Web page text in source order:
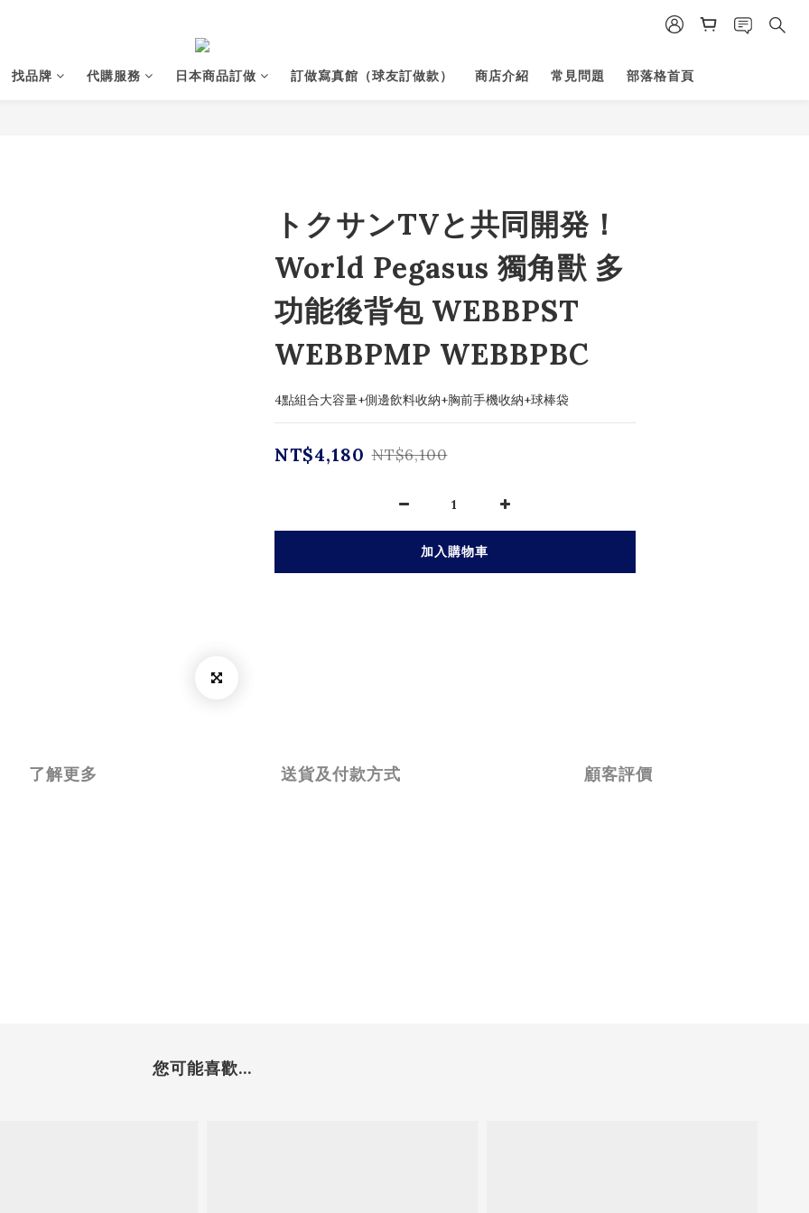
找品牌 代購服務 日本商品訂做 訂做寫真館（球友訂做款） 商店介紹 常見問題 部落格首頁
トクサンTVと共同開発！
World Pegasus 獨角獸 多
功能後背包 WEBBPST
WEBBPMP WEBBPBC
4點組合大容量+側邊飲料收納+胸前手機收納+球棒袋
NT$4,180 NT$6,100
加入購物車
了解更多 送貨及付款方式 顧客評價
您可能喜歡...